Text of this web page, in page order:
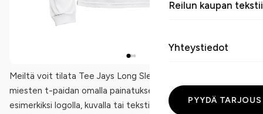
Reilun kaupan
Yhteystiedot
PYYDÄ TARJOUS
Meiltä voit tilata Tee Jays Long Sleeve Fashion Sof Tee
miesten t-paidan omalla painatuksella tai brodeerauksella,
esimerkiksi logolla, kuvalla tai tekstillä. Pitkähihainen versio